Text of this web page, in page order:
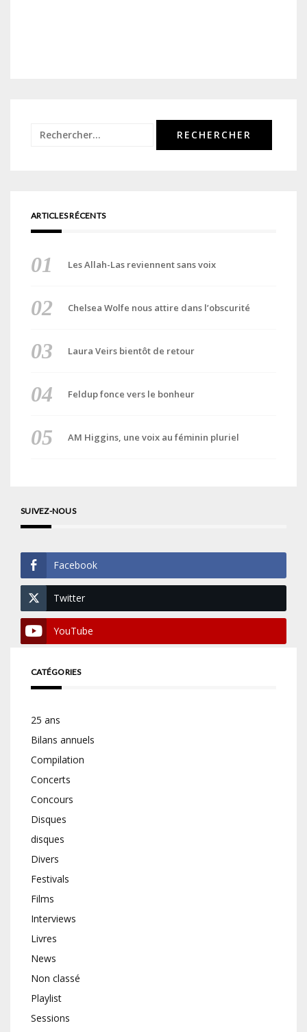
Rechercher :
ARTICLES RÉCENTS
Les Allah-Las reviennent sans voix
Chelsea Wolfe nous attire dans l’obscurité
Laura Veirs bientôt de retour
Feldup fonce vers le bonheur
AM Higgins, une voix au féminin pluriel
SUIVEZ-NOUS
Facebook
Twitter
YouTube
CATÉGORIES
25 ans
Bilans annuels
Compilation
Concerts
Concours
Disques
disques
Divers
Festivals
Films
Interviews
Livres
News
Non classé
Playlist
Sessions